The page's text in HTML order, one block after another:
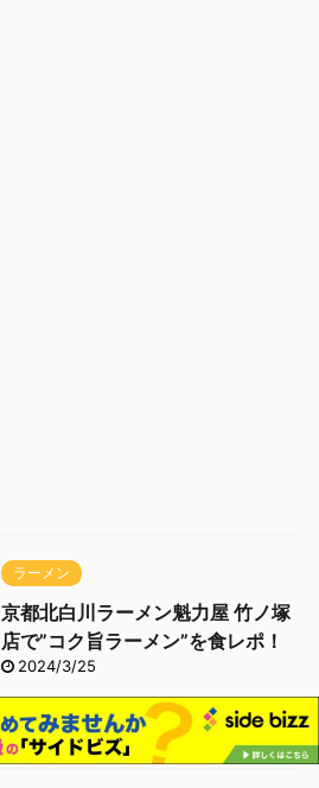
ラーメン
京都北白川ラーメン魁力屋 竹ノ塚
店で”コク旨ラーメン”を食レポ！
2024/3/25